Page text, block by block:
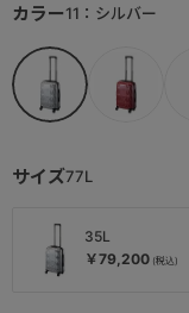
サイズ77L
35L
￥79,200
カラー11：シルバー